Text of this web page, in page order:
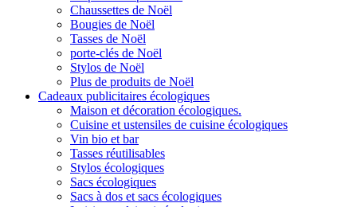
Chaussettes de Noël
Bougies de Noël
Tasses de Noël
porte-clés de Noël
Stylos de Noël
Plus de produits de Noël
Cadeaux publicitaires écologiques
Maison et décoration écologiques.
Cuisine et ustensiles de cuisine écologiques
Vin bio et bar
Tasses réutilisables
Stylos écologiques
Sacs écologiques
Sacs à dos et sacs écologiques